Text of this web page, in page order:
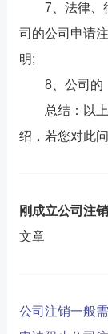
7、法律、
司的公司申请
明;
8、公司的
总结：以
绍，若您对此
刚成立公司注销
文章
公司注销一般